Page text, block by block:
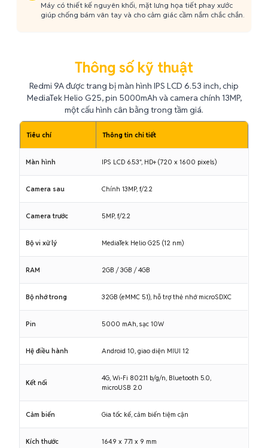
Máy có thiết kế nguyên khối, mặt lưng họa tiết phay xước
giúp chống bám vân tay và cho cảm giác cầm nắm chắc chắn.
Thông số kỹ thuật
Redmi 9A được trang bị màn hình IPS LCD 6.53 inch, chip
MediaTek Helio G25, pin 5000mAh và camera chính 13MP,
một cấu hình cân bằng trong tầm giá.
Tiêu chí Thông tin chi tiết
Màn hình IPS LCD 6.53", HD+ (720 x 1600 pixels)
Camera sau Chính 13MP, f/2.2
Camera trước 5MP, f/2.2
Bộ vi xử lý MediaTek Helio G25 (12 nm)
RAM 2GB / 3GB / 4GB
Bộ nhớ trong 32GB (eMMC 5.1), hỗ trợ thẻ nhớ microSDXC
Pin 5000 mAh, sạc 10W
Hệ điều hành Android 10, giao diện MIUI 12
Kết nối
4G, Wi-Fi 802.11 b/g/n, Bluetooth 5.0,
microUSB 2.0
Cảm biến Gia tốc kế, cảm biến tiệm cận
Kích thước 164.9 x 77.1 x 9 mm